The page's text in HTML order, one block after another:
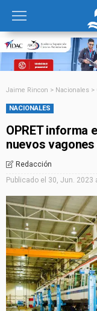
Jaime Rincon > Nacionales >
NACIONALES
OPRET informa
nuevos
Redacción
Publicado el 30, Jun. 2023